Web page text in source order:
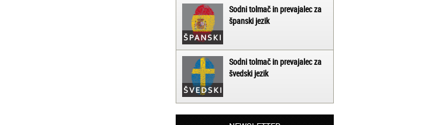
Sodni tolmač in prevajalec za
španski jezik
Sodni tolmač in prevajalec za
švedski jezik
Matjaž iz Ajdovščine: